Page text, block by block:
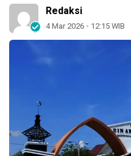
Redaksi
4 Mar 2026 - 12:15 WIB